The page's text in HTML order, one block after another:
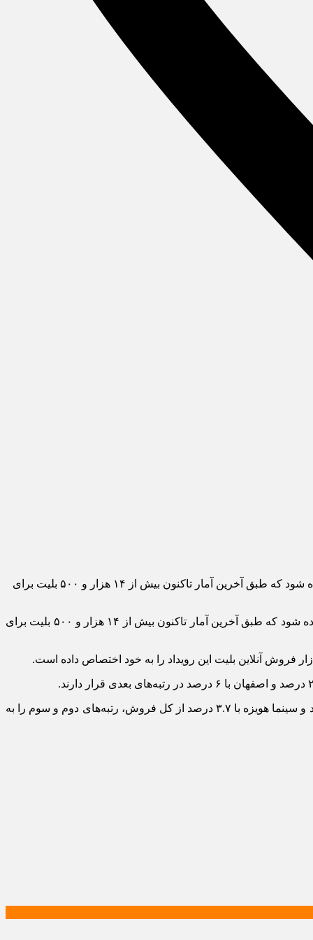
به گزارش اقتصادآنلاین به نقل از ایرنا، بر اساس تصمیم شورای صنفی نمایش این مسابقه قرار است در سینما‌های سراسر کشور نمایش داده شود که طبق آخرین آمار تاکنون بیش از ۱۴ هزار و ۵۰۰ بلیت برای
به گزارش اقتصادآنلاین به نقل از ایرنا، بر اساس تصمیم شورای صنفی نمایش این مسابقه قرار است در سینما‌های سراسر کشور نمایش داده شود که طبق آخرین آمار تاکنون بیش از ۱۴ هزار و ۵۰۰ بلیت برای
در میان سینما‌های عرضه‌کننده بلیت هم پردیس کوروش با سهم ۱۰ درصدی از فروش در رتبه نخست قرار گرفته است. ایران‌مال با ۴ درصد و سینما هویزه با ۳.۷ درصد از کل فروش، رتبه‌های دوم و سوم را به